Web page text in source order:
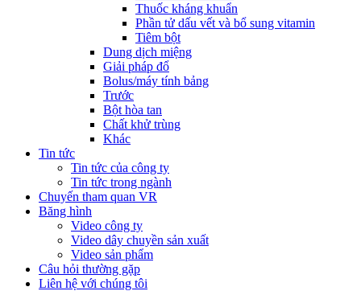
Thuốc kháng khuẩn
Phần tử dấu vết và bổ sung vitamin
Tiêm bột
Dung dịch miệng
Giải pháp đổ
Bolus/máy tính bảng
Trước
Bột hòa tan
Chất khử trùng
Khác
Tin tức
Tin tức của công ty
Tin tức trong ngành
Chuyến tham quan VR
Băng hình
Video công ty
Video dây chuyền sản xuất
Video sản phẩm
Câu hỏi thường gặp
Liên hệ với chúng tôi